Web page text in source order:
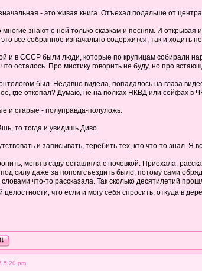
- это живая книга. Отъехал подальше от
знают о ней только сказкам и песням. И открывая
это всё собранное изначально содержится, так и
и в СССР были люди, которые по крупицам собирали
осталось. Про мистику говорить не буду, но про
был. Недавно видела, попадалось на глаза
где откопал? Думаю, не на полках НКВД или сейфах в
и старые - полуправда-полуложь.
то тогда и увидишь Диво.
и записывать, теребить тех, кто что-то знал.
меня в саду оставляла с ночёвкой. Приехала,
силу даже за попом съездить было, потому сами
что-то рассказала. Так сколько десятилетий
что если и могу себя спросить, откуда в
5:20 pm